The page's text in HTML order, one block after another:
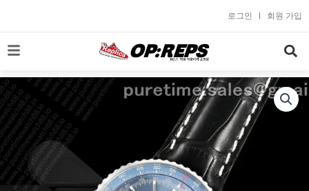
로
너
뛰
기
로그인 회원 가입